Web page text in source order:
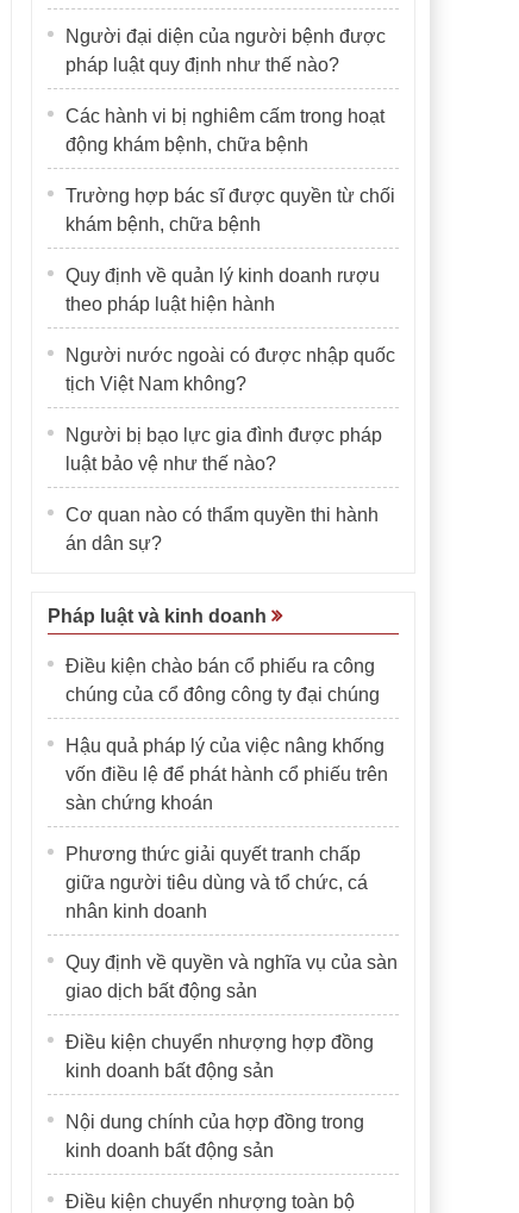
Người đại diện của người bệnh được
pháp luật quy định như thế nào?
Các hành vi bị nghiêm cấm trong hoạt
động khám bệnh, chữa bệnh
Trường hợp bác sĩ được quyền từ chối
khám bệnh, chữa bệnh
Quy định về quản lý kinh doanh rượu
theo pháp luật hiện hành
Người nước ngoài có được nhập quốc
tịch Việt Nam không?
Người bị bạo lực gia đình được pháp
luật bảo vệ như thế nào?
Cơ quan nào có thẩm quyền thi hành
án dân sự?
Pháp luật và kinh doanh
Điều kiện chào bán cổ phiếu ra công
chúng của cổ đông công ty đại chúng
Hậu quả pháp lý của việc nâng khống
vốn điều lệ để phát hành cổ phiếu trên
sàn chứng khoán
Phương thức giải quyết tranh chấp
giữa người tiêu dùng và tổ chức, cá
nhân kinh doanh
Quy định về quyền và nghĩa vụ của sàn
giao dịch bất động sản
Điều kiện chuyển nhượng hợp đồng
kinh doanh bất động sản
Nội dung chính của hợp đồng trong
kinh doanh bất động sản
Điều kiện chuyển nhượng toàn bộ